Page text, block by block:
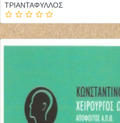
ΤΡΙΑΝΤΑΦΥΛΛΟΣ